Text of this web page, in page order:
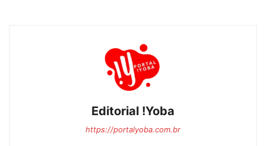
Editorial !Yoba
https://portalyoba.com.br